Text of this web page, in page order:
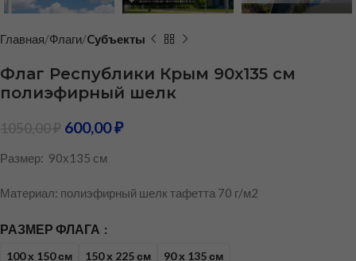
Главная Флаги Cубъекты
Флаг Республики Крым 90х135 см
полиэфирный шелк
1050,00₽ 600,00₽
Размер: 90х135 см
Материал: полиэфирный шелк тафетта 70 г/м2
РАЗМЕР ФЛАГА
100 х 150 см 150 х 225 см 90 х 135 см